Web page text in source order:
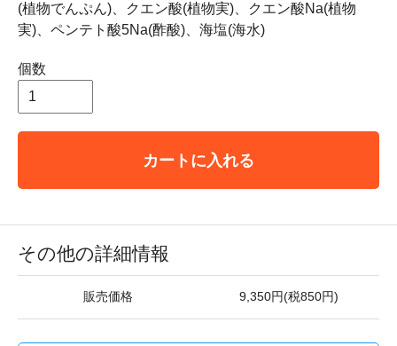
(植物でんぷん)、クエン酸(植物実)、クエン酸Na(植物
実)、ペンテト酸5Na(酢酸)、海塩(海水)
個数
カートに入れる
その他の詳細情報
販売価格 9,350円(税850円)